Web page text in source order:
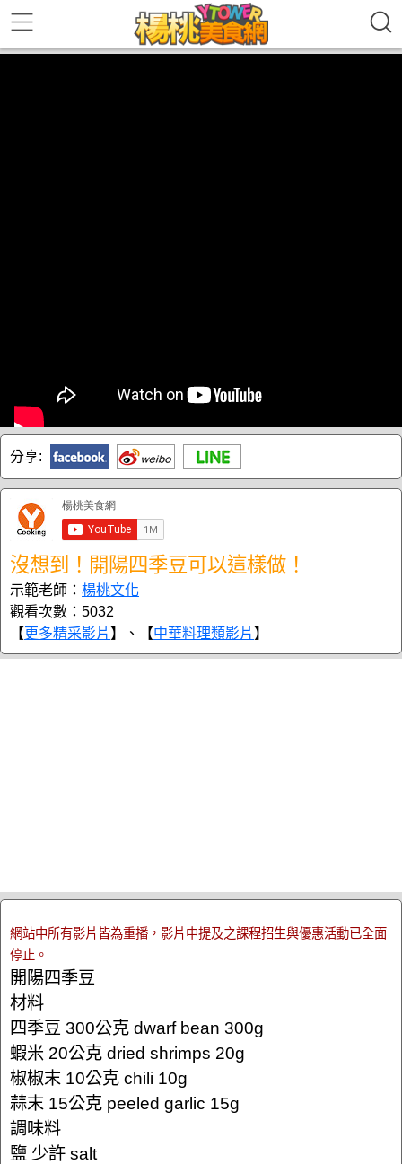
分享:
沒想到！開陽四季豆可以這樣做！
示範老師： 楊桃文化
觀看次數：5032
【更多精采影片 】、【中華料理類影片 】
網站中所有影片皆為重播，影片中提及之課程招生與優惠活動已全面
停止。
開陽四季豆
材料
四季豆 300公克 dwarf bean 300g
蝦米 20公克 dried shrimps 20g
椒椒末 10公克 chili 10g
蒜末 15公克 peeled garlic 15g
調味料
鹽 少許 salt